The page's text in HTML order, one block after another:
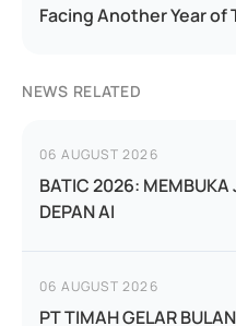
Facing Another Year of
NEWS RELATED
06 AUGUST 2026
BATIC 2026: MEMBUKA
DEPAN AI
06 AUGUST 2026
PT TIMAH GELAR